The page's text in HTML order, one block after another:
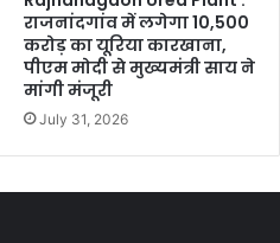
राजनांदगांव में लगेगा 10,500
करोड़ का यूरिया कारखाना,
पीएम मोदी से मुख्यमंत्री साय ने
मांगी मंजूरी
July 31, 2026